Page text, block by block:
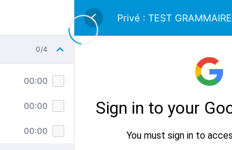
0/4
00:00
00:00
00:00
Privé : TEST GRAMMAIRE